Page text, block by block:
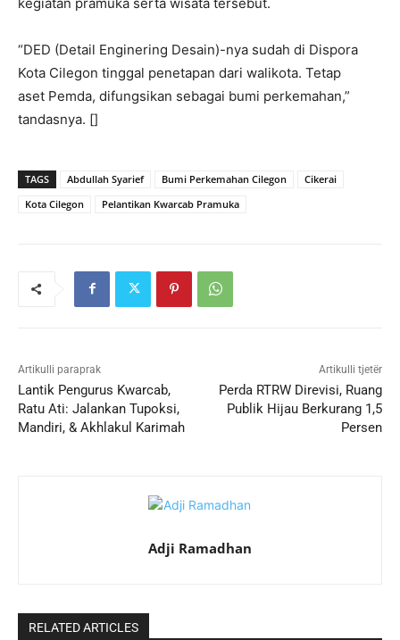
“DED (Detail Enginering Desain)-nya sudah di Dispora
Kota Cilegon tinggal penetapan dari walikota. Tetap
aset Pemda, difungsikan sebagai bumi perkemahan,”
tandasnya. []
TAGS Abdullah Syarief Bumi Perkemahan Cilegon
Cikerai
Kota Cilegon
Pelantikan Kwarcab Pramuka
Artikulli paraprak
Lantik Pengurus Kwarcab,
Ratu Ati: Jalankan Tupoksi,
Mandiri, & Akhlakul Karimah
Artikulli tjetër
Perda RTRW Direvisi, Ruang
Publik Hijau Berkurang 1,5
Persen
Adji Ramadhan
RELATED ARTICLES